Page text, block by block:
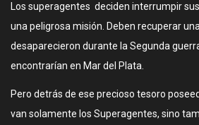
Los superagentes deciden interrumpir
una peligrosa misión. Deben recuperar
desaparecieron durante la Segunda
encontrarían en Mar del Plata.
Pero detrás de ese precioso tesoro
van solamente los Superagentes, sino